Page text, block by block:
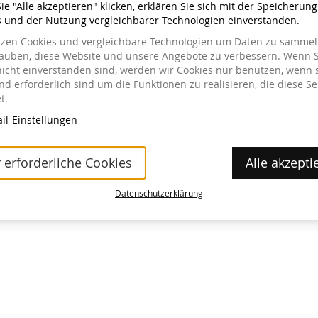
im Museum erhältlich.
"Alle akzeptieren" klicken, erklären Sie sich mit der
und der Nutzung vergleichbarer Technologien einverstanden.
Cookies und vergleichbare Technologien um Daten zu
diese Website und unsere Angebote zu verbessern. Wenn
einverstanden sind, werden wir Cookies nur benutzen, wenn
erforderlich sind um die Funktionen zu realisieren, die diese
Einstellungen
erforderliche Cookies Alle
Datenschutzerklärung